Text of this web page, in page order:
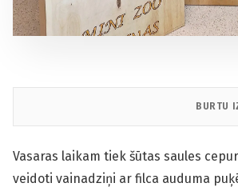
BURTU
Vasaras laikam tiek šūtas saules
veidoti vainadziņi ar filca auduma